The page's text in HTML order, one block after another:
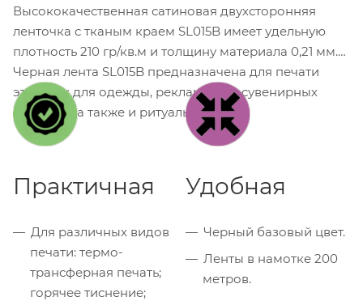
Высококачественная сатиновая двухсторонняя
ленточка с тканым краем SL015B имеет удельную
плотность 210 гр/кв.м и толщину материала 0,21 мм.
Черная лента SL015B предназначена для печати
этикеток для одежды, рекламных и сувенирных
ленточек, а также и ритуальных лент.
Практичная
Для различных видов
печати: термо-
трансферная печать;
горячее тиснение;
Удобная
Черный базовый цвет.
Ленты в намотке 200
метров.